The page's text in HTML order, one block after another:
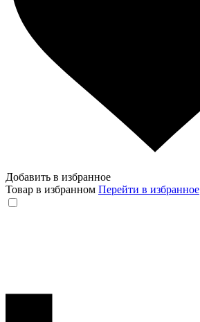
Добавить в избранное
Товар в избранном Перейти в избранное